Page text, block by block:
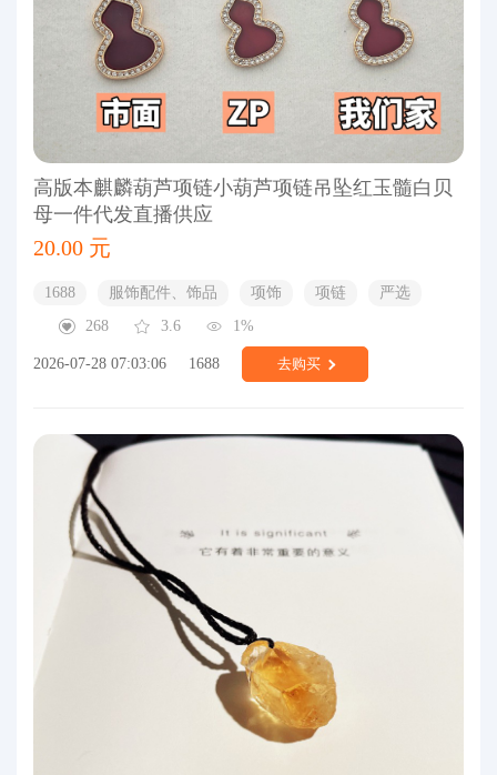
高版本麒麟葫芦项链小葫芦项链吊坠红玉髓白贝
母一件代发直播供应
20.00 元
1688 服饰配件、饰品 项饰 项链
严选
268
3.6 1%
2026-07-28 07:03:06 1688 去购买